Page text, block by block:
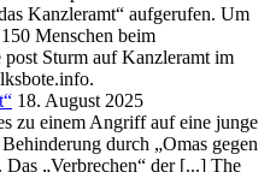
Kanzleramt“ aufgerufen. Um
Menschen beim
Sturm auf Kanzleramt im
18. August 2025
zu einem Angriff auf eine junge
durch „Omas gegen
„Verbrechen“ der [...] The